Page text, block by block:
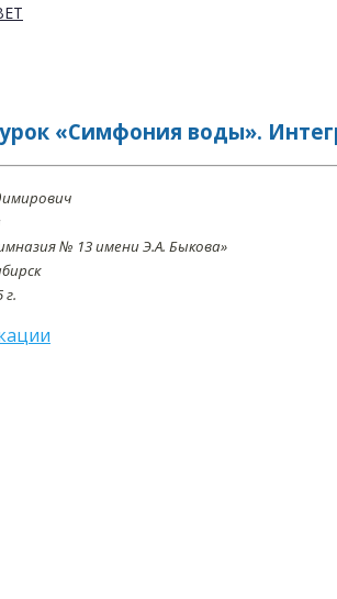
«Симфония воды».
№ 13 имени Э.А. Быкова»
г.